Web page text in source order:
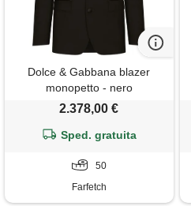
Dolce & Gabbana blazer
monopetto - nero
2.378,00 €
Sped. gratuita
50
Farfetch